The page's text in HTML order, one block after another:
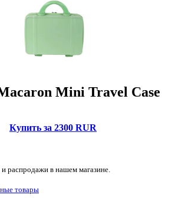
Mini Travel Case
Купить за 2300 RUR
распродажи в нашем магазине.
товары